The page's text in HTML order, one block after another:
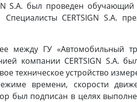
S.A. был проведен
CERTSIGN S.A.
между ГУ «Автомобильный
компании CERTSIGN S.A.
техническое устройство
времени, скорости
был подписан в целях